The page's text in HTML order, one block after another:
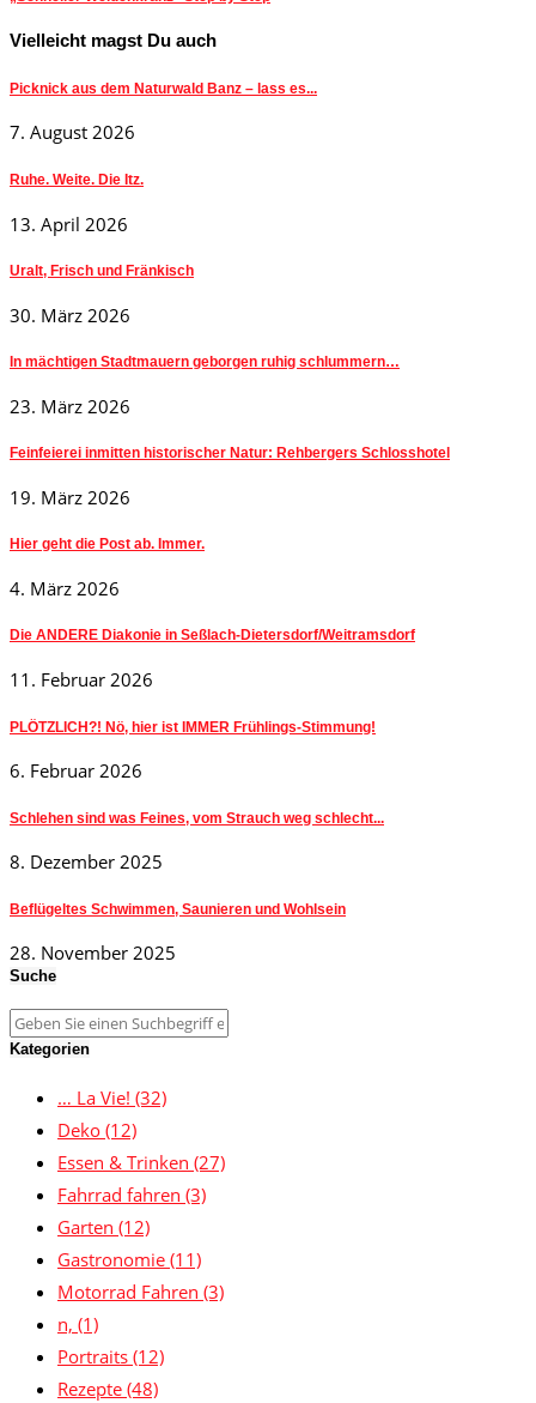
Vielleicht magst Du auch
Picknick aus dem Naturwald Banz – lass es...
7. August 2026
Ruhe. Weite. Die Itz.
13. April 2026
Uralt, Frisch und Fränkisch
30. März 2026
In mächtigen Stadtmauern geborgen ruhig schlummern…
23. März 2026
Feinfeierei inmitten historischer Natur: Rehbergers Schlosshotel
19. März 2026
Hier geht die Post ab. Immer.
4. März 2026
Die ANDERE Diakonie in Seßlach-Dietersdorf/Weitramsdorf
11. Februar 2026
PLÖTZLICH?! Nö, hier ist IMMER Frühlings-Stimmung!
6. Februar 2026
Schlehen sind was Feines, vom Strauch weg schlecht...
8. Dezember 2025
Beflügeltes Schwimmen, Saunieren und Wohlsein
28. November 2025
Suche
Kategorien
… La Vie! (32)
Deko (12)
Essen & Trinken (27)
Fahrrad fahren (3)
Garten (12)
Gastronomie (11)
Motorrad Fahren (3)
n, (1)
Portraits (12)
Rezepte (48)